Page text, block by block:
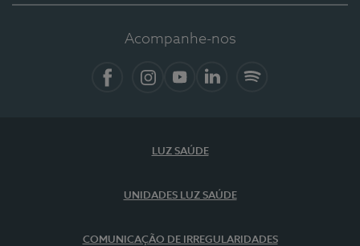
Acompanhe-nos
LUZ SAÚDE
UNIDADES LUZ SAÚDE
COMUNICAÇÃO DE IRREGULARIDADES